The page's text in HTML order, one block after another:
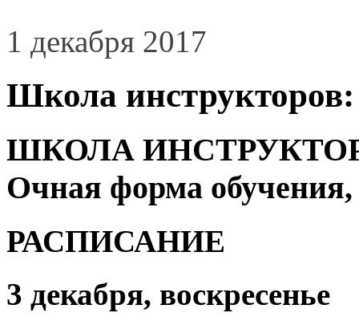
1 декабря 2017
Школа инструкторов:
ШКОЛА
Очная форма
РАСПИСАНИЕ
3 декабря, воскресенье